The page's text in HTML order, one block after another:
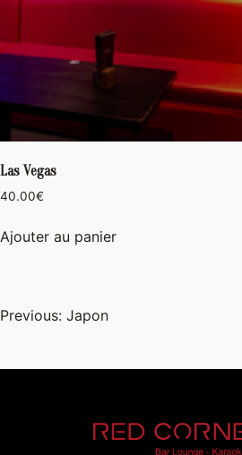
Las Vegas
40.00€
Ajouter au panier
Navigation
Previous: Japon